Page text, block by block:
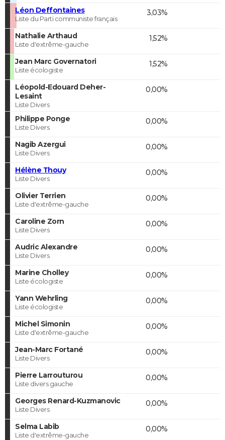
Léon Deffontaines
Liste du Parti communiste français
3,03%
Nathalie Arthaud
Liste d'extrême-gauche
1,52%
Jean Marc Governatori
Liste écologiste
1,52%
Léopold-Edouard Deher-
Lesaint
Liste Divers
0,00%
Philippe Ponge
Liste Divers
0,00%
Nagib Azergui
Liste Divers
0,00%
Hélène Thouy
Liste Divers
0,00%
Olivier Terrien
Liste d'extrême-gauche
0,00%
Caroline Zorn
Liste Divers
0,00%
Audric Alexandre
Liste Divers
0,00%
Marine Cholley
Liste écologiste
0,00%
Yann Wehrling
Liste écologiste
0,00%
Michel Simonin
Liste d'extrême-gauche
0,00%
Jean-Marc Fortané
Liste Divers
0,00%
Pierre Larrouturou
Liste divers gauche
0,00%
Georges Renard-Kuzmanovic
Liste Divers
0,00%
Selma Labib
Liste d'extrême-gauche
0,00%